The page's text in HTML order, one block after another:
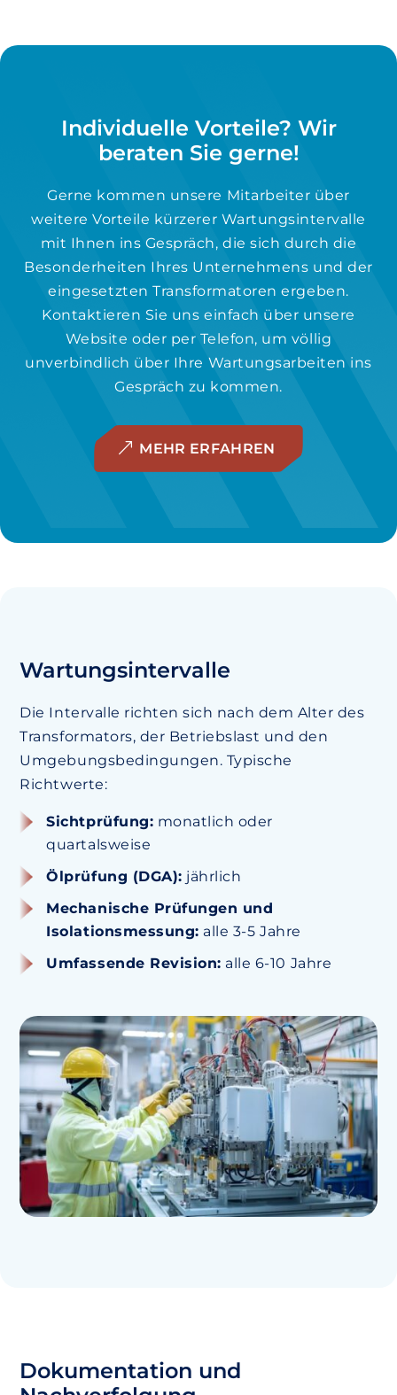
Individuelle Vorteile? Wir
beraten Sie gerne!
Gerne kommen unsere Mitarbeiter über
weitere Vorteile kürzerer Wartungsintervalle
mit Ihnen ins Gespräch, die sich durch die
Besonderheiten Ihres Unternehmens und der
eingesetzten Transformatoren ergeben.
Kontaktieren Sie uns einfach über unsere
Website oder per Telefon, um völlig
unverbindlich über Ihre Wartungsarbeiten ins
Gespräch zu kommen.
MEHR ERFAHREN
Wartungsintervalle
Die Intervalle richten sich nach dem Alter des
Transformators, der Betriebslast und den
Umgebungsbedingungen. Typische
Richtwerte:
Sichtprüfung: monatlich oder
quartalsweise
Ölprüfung (DGA): jährlich
Mechanische Prüfungen und
Isolationsmessung: alle 3-5 Jahre
Umfassende Revision: alle 6-10 Jahre
Dokumentation und